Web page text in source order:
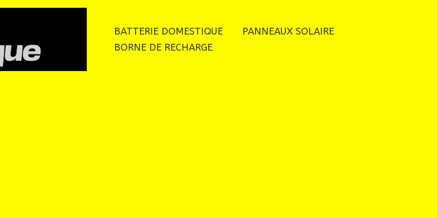
BATTERIE DOMESTIQUE
PANNEAUX SOLAIRE
BORNE DE RECHARGE